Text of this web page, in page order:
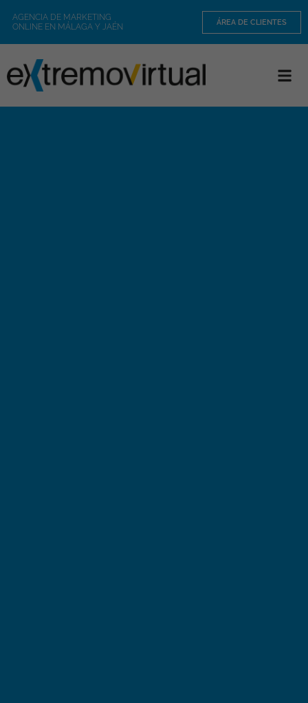
AGENCIA DE MARKETING
ONLINE EN MÁLAGA Y JAÉN
ÁREA DE CLIENTES